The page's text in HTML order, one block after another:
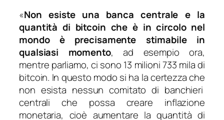
«Non esiste una banca centrale e la
quantità di bitcoin che è in circolo nel
mondo è precisamente stimabile in
qualsiasi momento, ad esempio ora,
mentre parliamo, ci sono 13 milioni 733 mila di
bitcoin. In questo modo si ha la certezza che
non esista nessun comitato di banchieri
centrali che possa creare inflazione
monetaria, cioè aumentare la quantità di